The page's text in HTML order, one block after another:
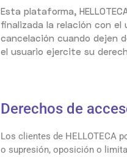
Esta plataforma,
finalizada la relación con el
cancelación cuando dejen
el usuario ejercite su
Derechos de
Los clientes de HELLOTECA
o supresión, oposición o